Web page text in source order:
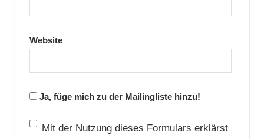
Website
Ja, füge mich zu der Mailingliste hinzu!
Mit der Nutzung dieses Formulars erklärst